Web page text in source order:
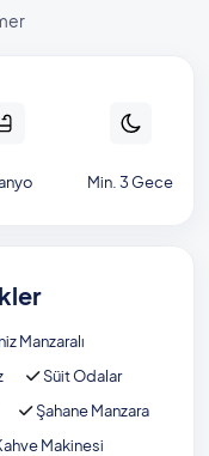
Min. 3 Gece
Manzaralı
Süit Odalar
Şahane Manzara
Makinesi